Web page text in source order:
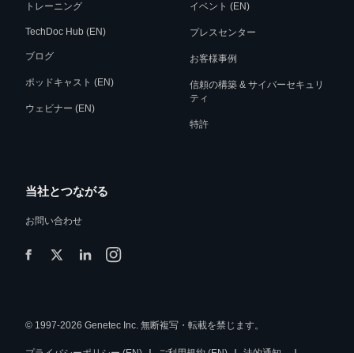
トレーニング
TechDoc Hub (EN)
ブログ
ポッドキャスト (EN)
ウェビナー (EN)
イベント (EN)
プレスセンター
お客様事例
信頼の構築 & サイバーセキュリ
ティ
特許
当社とつながる
お問い合わせ
© 1997-2026 Genetec Inc. 無断複写・転載を禁じます。